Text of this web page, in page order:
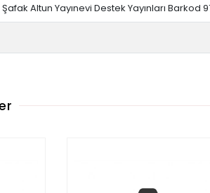
Altun Yayınevi Destek Yayınları Barkod